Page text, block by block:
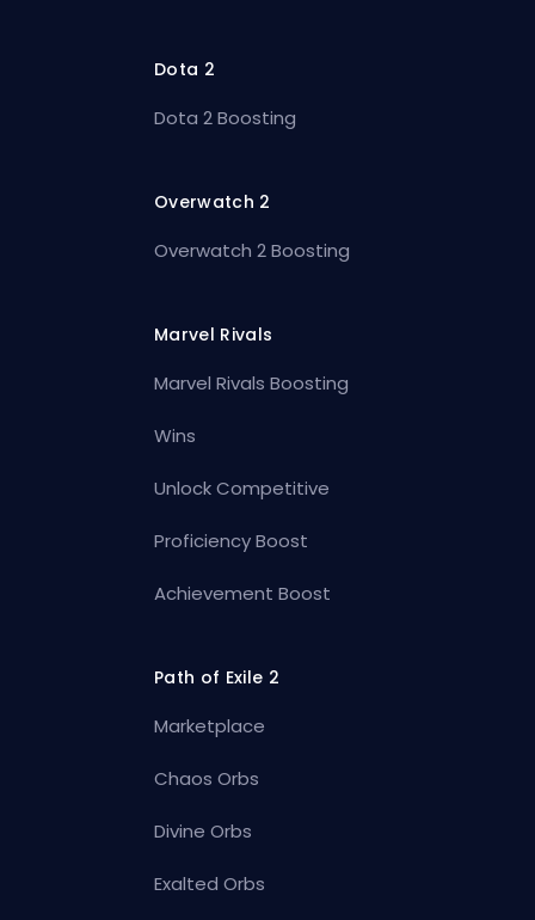
Dota 2
Dota 2 Boosting
Overwatch 2
Overwatch 2 Boosting
Marvel Rivals
Marvel Rivals Boosting
Wins
Unlock Competitive
Proficiency Boost
Achievement Boost
Path of Exile 2
Marketplace
Chaos Orbs
Divine Orbs
Exalted Orbs